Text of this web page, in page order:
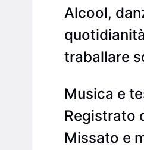
Alcool,
traballare
Musica e
Registrato
Missato e